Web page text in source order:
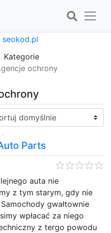
Kategorie
ochrony
Parts
auta nie
z tym starym, gdy nie
gwałtownie
wpłacać za niego
z tergo powodu